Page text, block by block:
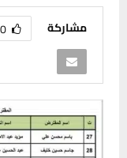
مشاركة 0